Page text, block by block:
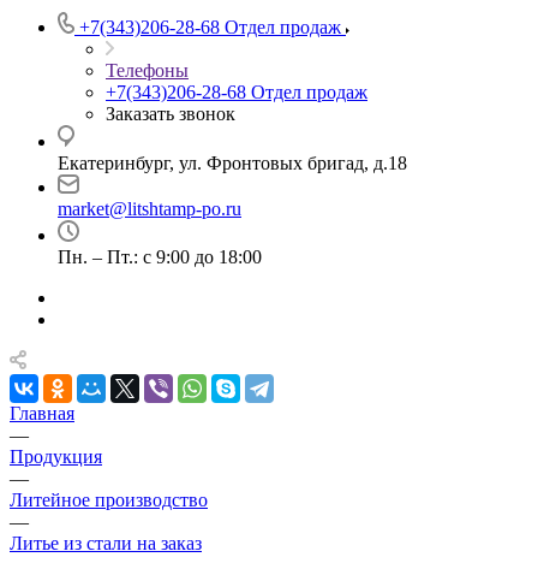
+7(343)206-28-68 Отдел продаж
Телефоны
+7(343)206-28-68 Отдел продаж
Заказать звонок
Екатеринбург, ул. Фронтовых бригад, д.18
market@litshtamp-po.ru
Пн. – Пт.: с 9:00 до 18:00
Главная
—
Продукция
—
Литейное производство
—
Литье из стали на заказ